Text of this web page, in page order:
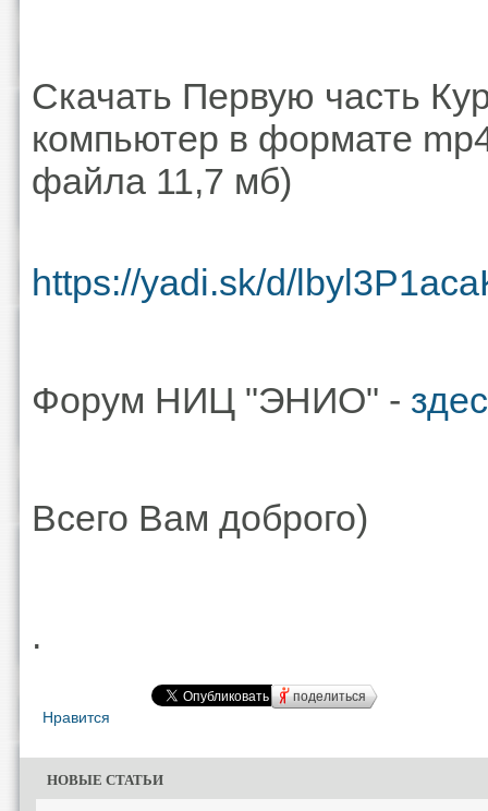
Скачать Первую часть
компьютер в формате
файла 11,7 мб)
https://yadi.sk/d/
Форум НИЦ "ЭНИО" -
Всего Вам доброго)
.
поделиться
Нравится
НОВЫЕ СТАТЬИ